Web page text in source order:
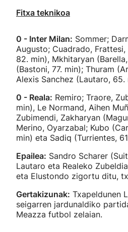
Fitxa teknikoa
0 - Inter Milan: Sommer;
Augusto; Cuadrado,
82. min), Mkhitaryan
(Bastoni, 77. min); Thuram
Alexis Sanchez (Lautaro, 65.
0 - Reala: Remiro; Traore,
min), Le Normand, Aihen
Zubimendi, Zakharyan
Merino, Oyarzabal; Kubo
min) eta Sadiq (Turrientes,
Epailea: Sandro Scharer
Lautaro eta Realeko
eta Elustondo zigortu ditu,
Gertakizunak: Txapeldunen
seigarren jardunaldiko
Meazza futbol zelaian.